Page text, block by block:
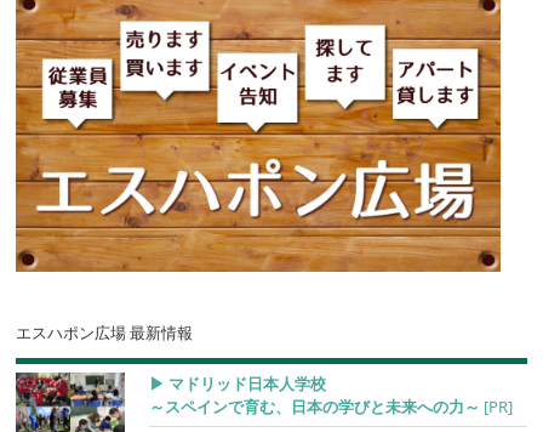
エスハポン広場 最新情報
▶︎ マドリッド日本人学校
～スペインで育む、日本の学びと未来への力～ [PR]